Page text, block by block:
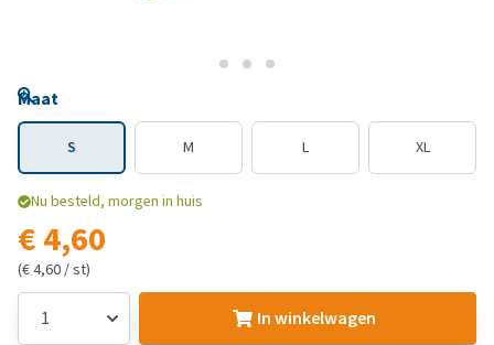
Maat
S M L XL
Nu besteld, morgen in huis
€ 4,60
(€ 4,60 / st)
In winkelwagen